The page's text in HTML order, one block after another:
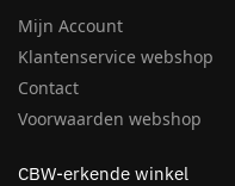
Mijn Account
Klantenservice webshop
Contact
Voorwaarden webshop
CBW-erkende winkel